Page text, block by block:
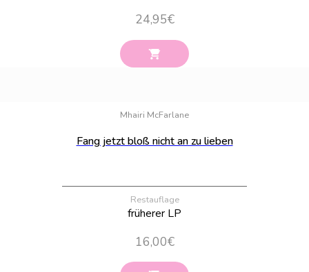
24,95€
Mhairi McFarlane
Fang jetzt bloß nicht an zu lieben
Restauflage
früherer LP
16,00€